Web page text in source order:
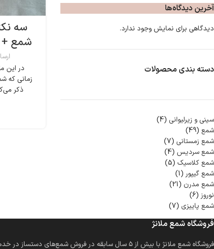
آخرین دیدگاه‌ها
دیدگاهی برای نمایش وجود ندارد.
دسته بندی محصولات
سینی و زیرلیوانی 4
شمع 49
شمع زمستانی 7
شمع سردیس 4
شمع کلاسیک 5
شمع گیپور
1
شمع مدرن
21
نوروز 6
شمع پاییزی 7
سه
شمع +
در این
زمانی که
ذکر
فروشگاه شمع ملانژ
فروشگاه شمع ملانژ با بیش از ۵ سال سابقه در